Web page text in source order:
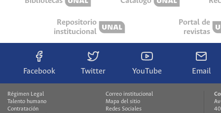
Repositorio
institucional
Portal de
revistas
Facebook Twitter YouTube Email
Régimen Legal
Talento humano
Contratación
Correo institucional
Mapa del sitio
Redes Sociales